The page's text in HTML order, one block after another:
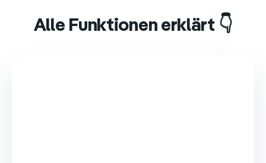
Alle Funktionen erklärt 👇